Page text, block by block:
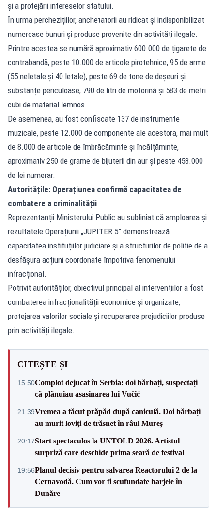
și a protejării intereselor statului.
În urma perchezițiilor, anchetatorii au ridicat și indisponibilizat
numeroase bunuri și produse provenite din activități ilegale.
Printre acestea se numără aproximativ 600.000 de țigarete de
contrabandă, peste 10.000 de articole pirotehnice, 95 de arme
(55 neletale și 40 letale), peste 69 de tone de deșeuri și
substanțe periculoase, 790 de litri de motorină și 583 de metri
cubi de material lemnos.
De asemenea, au fost confiscate 137 de instrumente
muzicale, peste 12.000 de componente ale acestora, mai mult
de 8.000 de articole de îmbrăcăminte și încălțăminte,
aproximativ 250 de grame de bijuterii din aur și peste 458.000
de lei numerar.
Autoritățile: Operațiunea confirmă capacitatea de
combatere a criminalității
Reprezentanții Ministerului Public au subliniat că amploarea și
rezultatele Operațiunii „JUPITER 5” demonstrează
capacitatea instituțiilor judiciare și a structurilor de poliție de a
desfășura acțiuni coordonate împotriva fenomenului
infracțional.
Potrivit autorităților, obiectivul principal al intervențiilor a fost
combaterea infracționalității economice și organizate,
protejarea valorilor sociale și recuperarea prejudiciilor produse
prin activități ilegale.
CITEȘTE ȘI
15:50Complot dejucat în Serbia: doi bărbați, suspectați
că plănuiau asasinarea lui Vučić
21:39Vremea a făcut prăpăd după caniculă. Doi bărbați
au murit loviți de trăsnet în râul Mureș
20:17Start spectaculos la UNTOLD 2026. Artistul-
surpriză care deschide prima seară de festival
19:56Planul decisiv pentru salvarea Reactorului 2 de la
Cernavodă. Cum vor fi scufundate barjele în
Dunăre